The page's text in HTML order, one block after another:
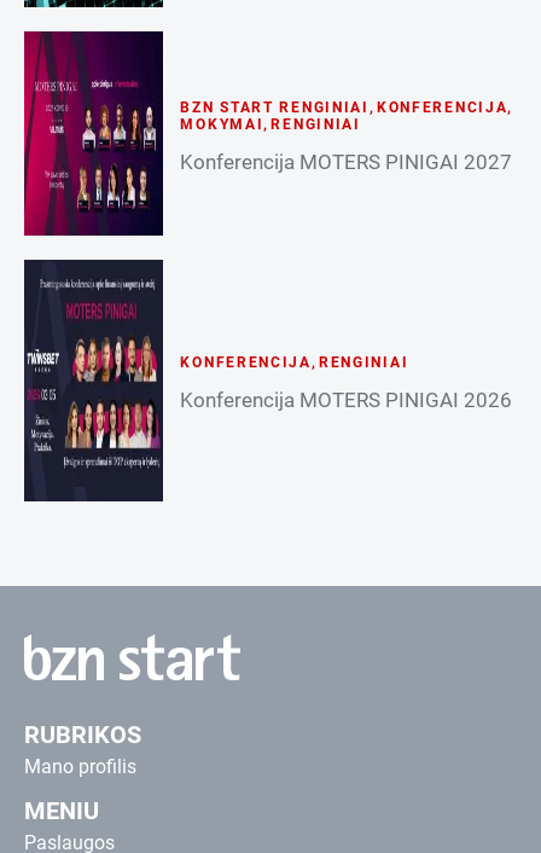
BZN START RENGINIAI , KONFERENCIJA,
MOKYMAI ,RENGINIAI
Konferencija MOTERS PINIGAI 2027
KONFERENCIJA, RENGINIAI
Konferencija MOTERS PINIGAI 2026
RUBRIKOS
Mano profilis
MENIU
Paslaugos